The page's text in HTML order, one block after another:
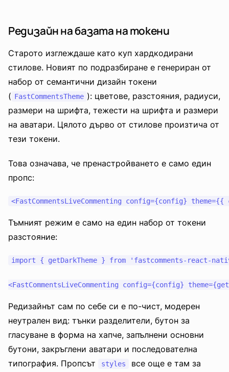
Редизайн на базата на токени
Старото изглеждаше като куп хардкодирани
стилове. Новият по подразбиране е генериран от
набор от семантични дизайн токени
( FastCommentsTheme ): цветове, разстояния, радиуси,
размери на шрифта, тежести на шрифта и размери
на аватари. Цялото дърво от стилове произтича от
тези токени.
Това означава, че пренастройването е само един
пропс:
Тъмният режим е само на един набор от токени
разстояние:
import { getDarkTheme } from 'fastcomments-react-
Редизайнът сам по себе си е по-чист, модерен
неутрален вид: тънки разделители, бутон за
гласуване в форма на хапче, запълнени основни
бутони, закръглени аватари и последователна
типография. Пропсът
styles
все още е там за